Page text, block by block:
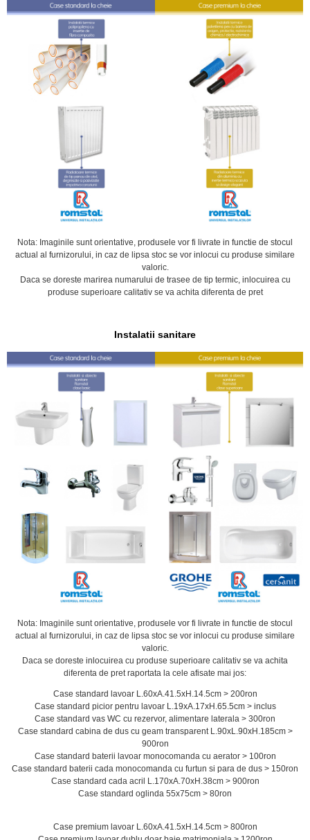
Nota: Imaginile sunt orientative, produsele vor fi livrate in functie de stocul
actual al furnizorului, in caz de lipsa stoc se vor inlocui cu produse similare
valoric.
Daca se doreste marirea numarului de trasee de tip termic, inlocuirea cu
produse superioare calitativ se va achita diferenta de pret
Instalatii sanitare
Nota: Imaginile sunt orientative, produsele vor fi livrate in functie de stocul
actual al furnizorului, in caz de lipsa stoc se vor inlocui cu produse similare
valoric.
Daca se doreste inlocuirea cu produse superioare calitativ se va achita
diferenta de pret raportata la cele afisate mai jos:
Case standard lavoar L.60xA.41.5xH.14.5cm > 200ron
Case standard picior pentru lavoar L.19xA.17xH.65.5cm > inclus
Case standard vas WC cu rezervor, alimentare laterala > 300ron
Case standard cabina de dus cu geam transparent L.90xL.90xH.185cm >
900ron
Case standard baterii lavoar monocomanda cu aerator > 100ron
Case standard baterii cada monocomanda cu furtun si para de dus > 150ron
Case standard cada acril L.170xA.70xH.38cm > 900ron
Case standard oglinda 55x75cm > 80ron
Case premium lavoar L.60xA.41.5xH.14.5cm > 800ron